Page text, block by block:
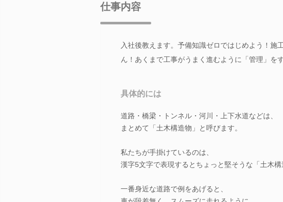
仕事内容
入社後教えます。予備知識ゼロではじめよう！施
ん！あくまで工事がうまく進むように「管理」を
具体的には
道路・橋梁・トンネル・河川・上下水道などは、
まとめて「土木構造物」と呼びます。
私たちが手掛けているのは、
漢字5文字で表現するとちょっと堅そうな「土木構
一番身近な道路で例をあげると、